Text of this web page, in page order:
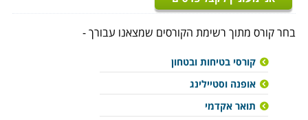
בחר קורס מתוך רשימת הקורסים שמצאנו עבורך -
קורסי בטיחות ובטחון
אופנה וסטיילינג
תואר אקדמי